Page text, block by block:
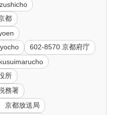
都
602-8570 京都府庁
所
務署
京都放送局